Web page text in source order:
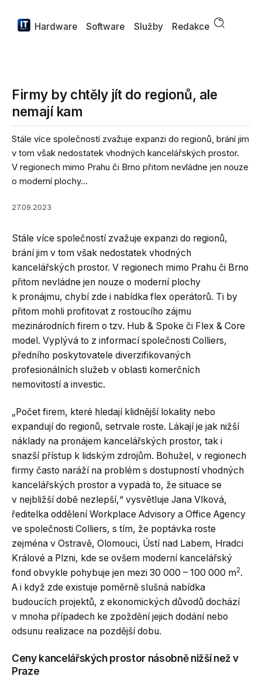
Hardware Software Služby Redakce
Firmy by chtěly jít do regionů, ale
nemají kam
Stále více společností zvažuje expanzi do regionů, brání jim
v tom však nedostatek vhodných kancelářských prostor.
V regionech mimo Prahu či Brno přitom nevládne jen nouze
o moderní plochy...
27.09.2023
Stále více společností zvažuje expanzi do regionů,
brání jim v tom však nedostatek vhodných
kancelářských prostor. V regionech mimo Prahu či Brno
přitom nevládne jen nouze o moderní plochy
k pronájmu, chybí zde i nabídka flex operátorů. Ti by
přitom mohli profitovat z rostoucího zájmu
mezinárodních firem o tzv. Hub & Spoke či Flex & Core
model. Vyplývá to z informací společnosti Colliers,
předního poskytovatele diverzifikovaných
profesionálních služeb v oblasti komerčních
nemovitostí a investic.
„Počet firem, které hledají klidnější lokality nebo
expandují do regionů, setrvale roste. Lákají je jak nižší
náklady na pronájem kancelářských prostor, tak i
snazší přístup k lidským zdrojům. Bohužel, v regionech
firmy často naráží na problém s dostupností vhodných
kancelářských prostor a vypadá to, že situace se
v nejbližší době nezlepší,“ vysvětluje Jana Vlková,
ředitelka oddělení Workplace Advisory a Office Agency
ve společnosti Colliers, s tím, že poptávka roste
zejména v Ostravě, Olomouci, Ústí nad Labem, Hradci
Králové a Plzni, kde se ovšem moderní kancelářský
fond obvykle pohybuje jen mezi 30 000 – 100 000 m2.
A i když zde existuje poměrně slušná nabídka
budoucích projektů, z ekonomických důvodů dochází
v mnoha případech ke zpoždění jejich dodání nebo
odsunu realizace na pozdější dobu.
Ceny kancelářských prostor násobně nižší než v
Praze